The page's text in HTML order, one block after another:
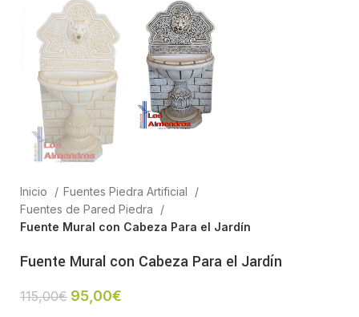
Inicio
Fuentes Piedra Artificial
Fuentes de Pared Piedra
Fuente Mural con Cabeza Para el Jardín
Fuente Mural con Cabeza Para el Jardín
115,00€ 95,00€